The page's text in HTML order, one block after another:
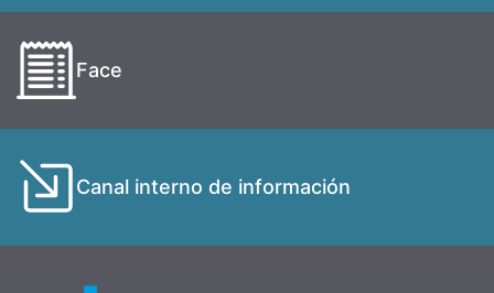
Face
Canal interno de información